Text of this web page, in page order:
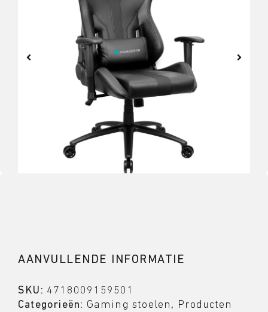
AANVULLENDE INFORMATIE
SKU: 4718009159501
Categorieën: Gaming stoelen , Producten